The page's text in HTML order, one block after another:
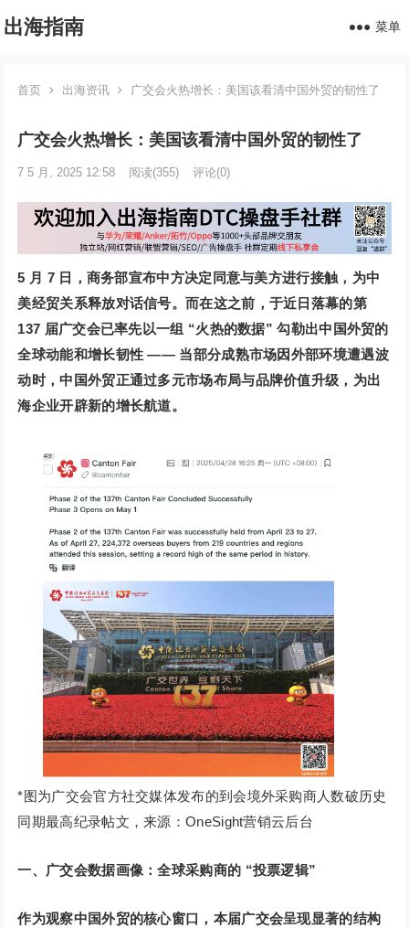
出海指南 菜单
首页 出海资讯 广交会火热增长：美国该看清中国外贸的韧性了
广交会火热增长：美国该看清中国外贸的韧性了
7 5 月, 2025 12:58 阅读(355) 评论(0)
5 月 7 日，商务部宣布中方决定同意与美方进行接触，为中
美经贸关系释放对话信号。而在这之前，于近日落幕的第
137 届广交会已率先以一组 “火热的数据” 勾勒出中国外贸的
全球动能和增长韧性 —— 当部分成熟市场因外部环境遭遇波
动时，中国外贸正通过多元市场布局与品牌价值升级，为出
海企业开辟新的增长航道。
*图为广交会官方社交媒体发布的到会境外采购商人数破历史
同期最高纪录帖文，来源：OneSight营销云后台
一、广交会数据画像：全球采购商的 “投票逻辑”
作为观察中国外贸的核心窗口，本届广交会呈现显著的结构